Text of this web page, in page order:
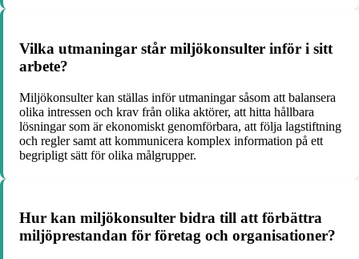
Vilka utmaningar står miljökonsulter inför i sitt
arbete?
Miljökonsulter kan ställas inför utmaningar såsom att balansera
olika intressen och krav från olika aktörer, att hitta hållbara
lösningar som är ekonomiskt genomförbara, att följa lagstiftning
och regler samt att kommunicera komplex information på ett
begripligt sätt för olika målgrupper.
Hur kan miljökonsulter bidra till att förbättra
miljöprestandan för företag och organisationer?